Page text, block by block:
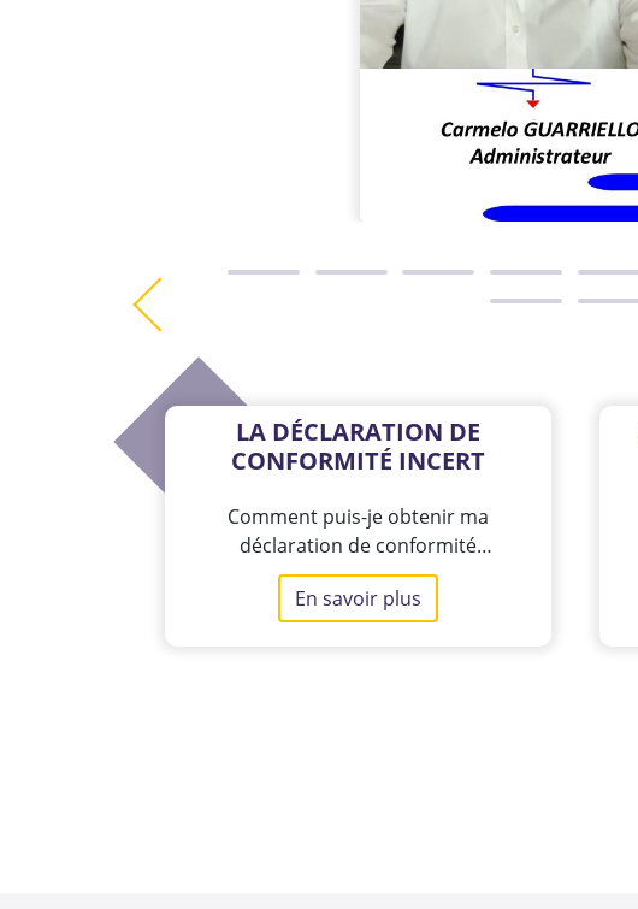
LA DÉCLARATION DE
CONFORMITÉ INCERT
Comment puis-je obtenir ma
déclaration de conformité
INCERT ?
En savoir plus